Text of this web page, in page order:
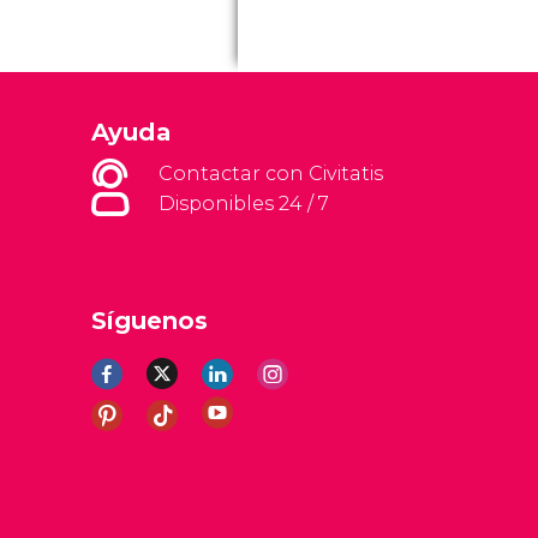
Ayuda
Contactar con Civitatis
Disponibles 24 / 7
Síguenos